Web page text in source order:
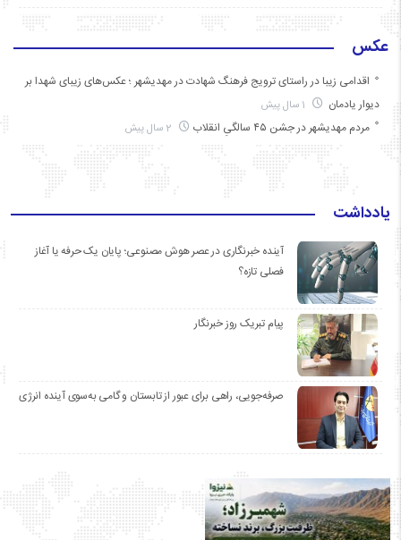
عکس
اقدامی زیبا در راستای ترویج فرهنگ شهادت در مهدیشهر ؛ عکس‌های زیبای شهدا بر
دیوار یادمان
مردم مهدیشهر در جشن ۴۵ سالگیِ انقلاب
یادداشت
آینده خبرنگاری در عصر هوش مصنوعی؛ پایان یک حرفه یا آغاز
فصلی تازه؟
پیام تبریک روز خبرنگار
صرفه‌جویی، راهی برای عبور از تابستان و گامی به‌سوی آینده انرژی